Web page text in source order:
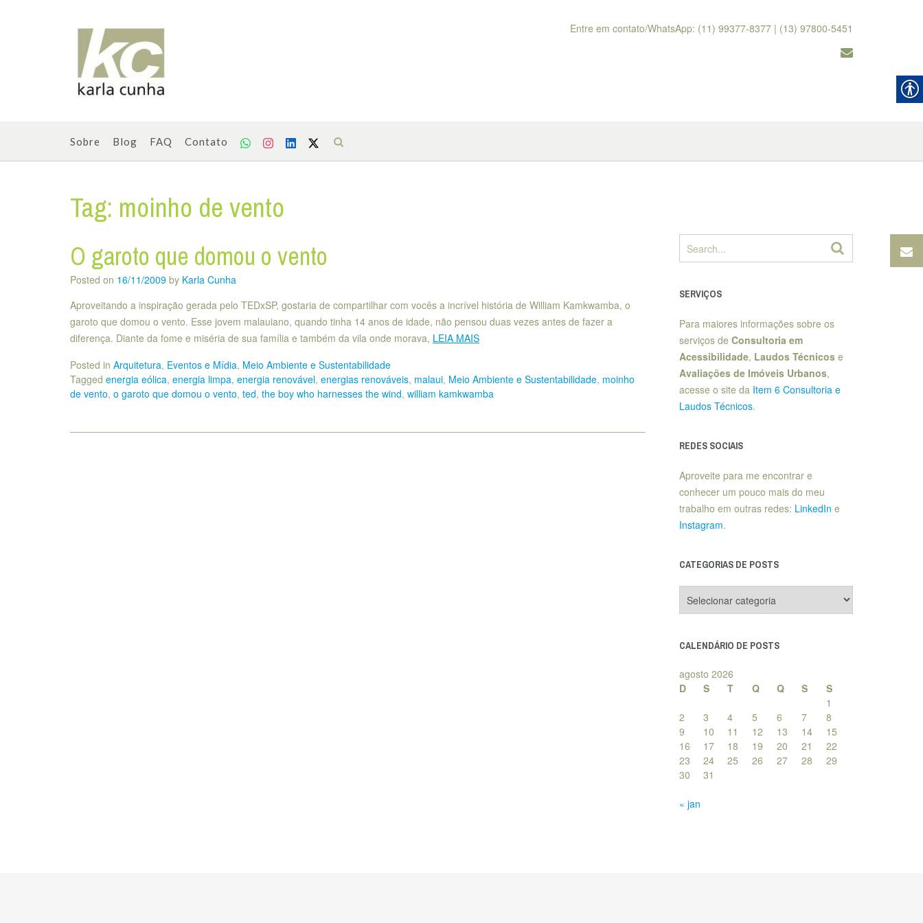
Entre em contato/WhatsApp: (11) 99377-8377 | (13) 97800-5451
Sobre Blog FAQ Contato
Tag: moinho de vento
O garoto que domou o vento
Posted on 16/11/2009 by Karla Cunha
Aproveitando a inspiração gerada pelo TEDxSP, gostaria de compartilhar com vocês a incrível história de William Kamkwamba, o
garoto que domou o vento. Esse jovem malauiano, quando tinha 14 anos de idade, não pensou duas vezes antes de fazer a
diferença. Diante da fome e miséria de sua família e também da vila onde morava, LEIA MAIS
Posted in Arquitetura, Eventos e Mídia, Meio Ambiente e Sustentabilidade
Tagged energia eólica, energia limpa, energia renovável, energias renováveis, malaui, Meio Ambiente e Sustentabilidade, moinho
de vento, o garoto que domou o vento, ted, the boy who harnesses the wind, william kamkwamba
SERVIÇOS
Para maiores informações sobre os
serviços de Consultoria em
Acessibilidade, Laudos Técnicose
Avaliações de Imóveis Urbanos,
acesse o site da Item 6 Consultoria e
Laudos Técnicos.
REDES SOCIAIS
Aproveite para me encontrar e
conhecer um pouco mais do meu
trabalho em outras redes: LinkedIn e
Instagram.
CATEGORIAS DE POSTS
de
CALENDÁRIO DE POSTS
agosto 2026
D
S T Q Q S
S
1
2
3 4 5 6 7
8
9
10 11 12 13 14
15
16
17 18 19 20 21
22
23
24 25 26 27 28
29
30
31
« jan